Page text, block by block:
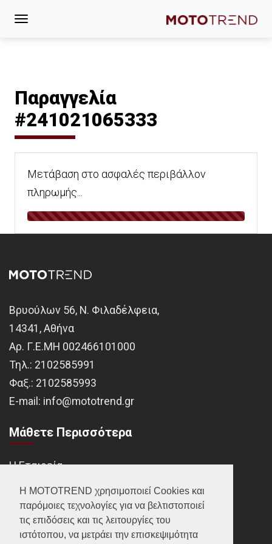
Η MOTOTREND χρησιμοποιεί Cookies και
παρόμοιες τεχνολογίες για να βελτιστοποιεί
τις επιδόσεις και τις λειτουργίες του
ιστότοπου, να μετράει την επισκεψιμότητα
Παραγγελία
#241021065333
Μετάβαση στο ασφαλές περιβάλλον
πληρωμής...
Βρυούλων 56, Ν. Φιλαδέλφεια,
14341, Αθήνα
Αρ. Γ.Ε.ΜΗ 002466101000
Τηλ.: 2102585991
Φαξ.: 2102585993
Ε-mail: info@mototrend.gr
Μάθετε Περισσότερα
Η Εταιρεία
Brands
Νέα
Οικονομικά στοιχεία